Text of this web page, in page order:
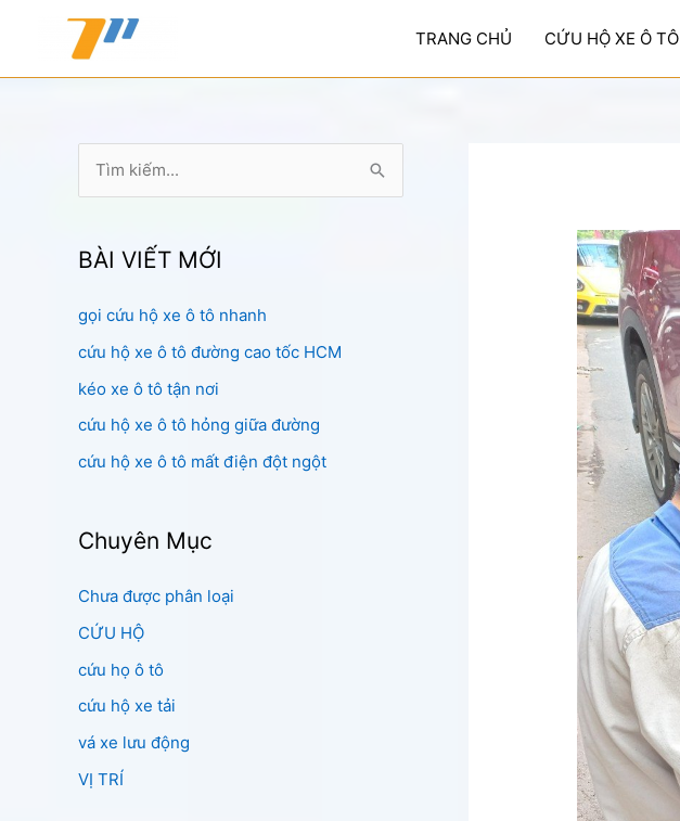
TRANG CHỦ CỨU HỘ XE Ô TÔ
k
ế
m
:
BÀI VIẾT MỚI
gọi cứu hộ xe ô tô nhanh
cứu hộ xe ô tô đường cao tốc HCM
kéo xe ô tô tận nơi
cứu hộ xe ô tô hỏng giữa đường
cứu hộ xe ô tô mất điện đột ngột
Chuyên Mục
Chưa được phân loại
CỨU HỘ
cứu họ ô tô
cứu hộ xe tải
vá xe lưu động
VỊ TRÍ